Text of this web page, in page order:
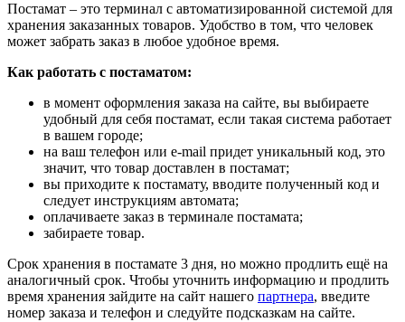
Постамат – это терминал с автоматизированной системой для
хранения заказанных товаров. Удобство в том, что человек
может забрать заказ в любое удобное время.
Как работать с постаматом:
в момент оформления заказа на сайте, вы выбираете
удобный для себя постамат, если такая система работает
в вашем городе;
на ваш телефон или e-mail придет уникальный код, это
значит, что товар доставлен в постамат;
вы приходите к постамату, вводите полученный код и
следует инструкциям автомата;
оплачиваете заказ в терминале постамата;
забираете товар.
Срок хранения в постамате 3 дня, но можно продлить ещё на
аналогичный срок. Чтобы уточнить информацию и продлить
время хранения зайдите на сайт нашего партнера, введите
номер заказа и телефон и следуйте подсказкам на сайте.